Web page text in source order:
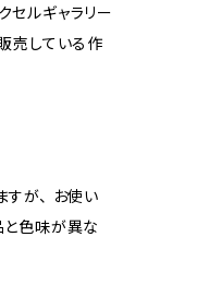
セルギャラリー
売している作
が、 お使い
と色味が異な